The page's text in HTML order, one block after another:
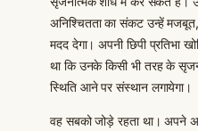
अनिश्चितता का संकट उन्हें मजबूत,
मदद देगा। अपनी छिपी प्रतिभा
था कि उनके किसी भी तरह के
स्थिति आने पर संस्थान लगायेगा।
वह सबको जोड़े रहता था। अपने